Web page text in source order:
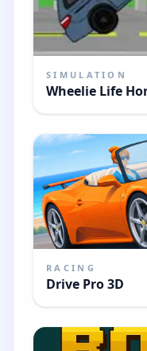
SIMULATION
Wheelie Life
RACING
Drive Pro 3D